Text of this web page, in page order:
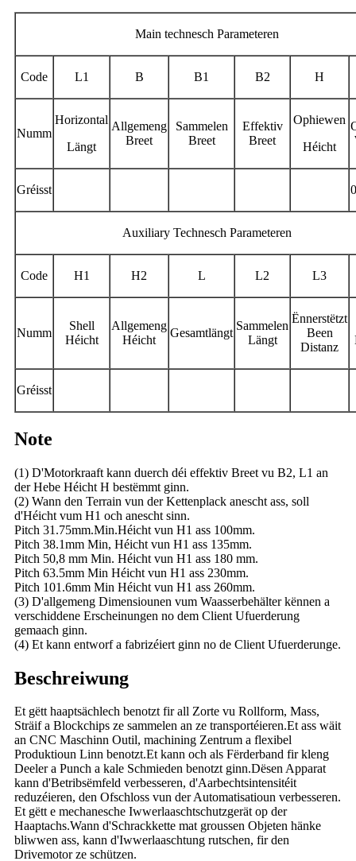
Main technesch Parameteren
Code L1 B B1 B2 H
Numm
Horizontal
Längt
Allgemeng
Breet
Sammelen
Breet
Effektiv
Breet
Ophiewen
Héicht
Gréisst
Auxiliary Technesch Parameteren
Code H1 H2 L L2 L3
Numm
Shell
Héicht
Allgemeng
Héicht
Gesamtlängt
Sammelen
Längt
Ënnerstëtzt
Been
Distanz
Gréisst
Note
(1) D'Motorkraaft kann duerch déi effektiv Breet vu B2, L1 an
der Hebe Héicht H bestëmmt ginn.
(2) Wann den Terrain vun der Kettenplack anescht ass, soll
d'Héicht vum H1 och anescht sinn.
Pitch 31.75mm.Min.Héicht vun H1 ass 100mm.
Pitch 38.1mm Min, Héicht vun H1 ass 135mm.
Pitch 50,8 mm Min. Héicht vun H1 ass 180 mm.
Pitch 63.5mm Min Héicht vun H1 ass 230mm.
Pitch 101.6mm Min Héicht vun H1 ass 260mm.
(3) D'allgemeng Dimensiounen vum Waasserbehälter kënnen a
verschiddene Erscheinungen no dem Client Ufuerderung
gemaach ginn.
(4) Et kann entworf a fabrizéiert ginn no de Client Ufuerderunge.
Beschreiwung
Et gëtt haaptsächlech benotzt fir all Zorte vu Rollform, Mass,
Sträif a Blockchips ze sammelen an ze transportéieren.Et ass wäit
an CNC Maschinn Outil, machining Zentrum a flexibel
Produktioun Linn benotzt.Et kann och als Fërderband fir kleng
Deeler a Punch a kale Schmieden benotzt ginn.Dësen Apparat
kann d'Betribsëmfeld verbesseren, d'Aarbechtsintensitéit
reduzéieren, den Ofschloss vun der Automatisatioun verbesseren.
Et gëtt e mechanesche Iwwerlaaschtschutzgerät op der
Haaptachs.Wann d'Schrackkette mat groussen Objeten hänke
bliwwen ass, kann d'Iwwerlaaschtung rutschen, fir den
Drivemotor ze schützen.